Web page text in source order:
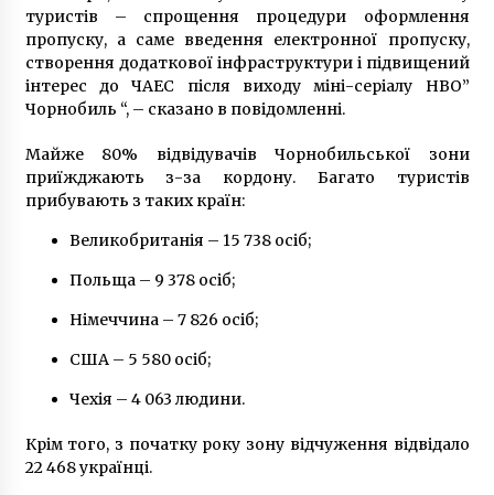
У новому навчальному році школярі столиці
отримають електронні учнівські квитки
7 років ago
тестуватимуть систему SAMP-T для збиття
5 місяців ago
туристів – спрощення процедури оформлення
пропуску, а саме введення електронної пропуску,
створення додаткової інфраструктури і підвищений
інтерес до ЧАЕС після виходу міні-серіалу HBO”
Чорнобиль “, – сказано в повідомленні.
Майже 80% відвідувачів Чорнобильської зони
приїжджають з-за кордону. Багато туристів
прибувають з таких країн:
Великобританія – 15 738 осіб;
Польща – 9 378 осіб;
Німеччина – 7 826 осіб;
США – 5 580 осіб;
Чехія – 4 063 людини.
Крім того, з початку року зону відчуження відвідало
22 468 українці.